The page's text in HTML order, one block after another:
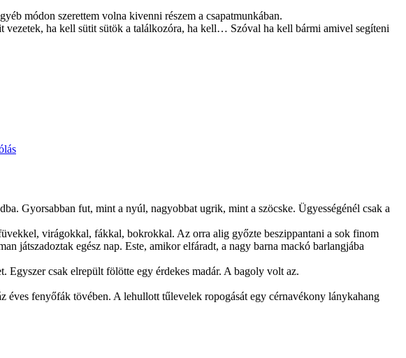
módon szerettem volna kivenni részem a csapatmunkában.
ha kell sütit sütök a találkozóra, ha kell… Szóval ha kell bármi amivel segíteni
Gyorsabban fut, mint a nyúl, nagyobbat ugrik, mint a szöcske. Ügyességénél csak a
virágokkal, fákkal, bokrokkal. Az orra alig győzte beszippantani a sok finom
játszadoztak egész nap. Este, amikor elfáradt, a nagy barna mackó barlangjába
Egyszer csak elrepült fölötte egy érdekes madár. A bagoly volt az.
éves fenyőfák tövében. A lehullott tűlevelek ropogását egy cérnavékony lánykahang